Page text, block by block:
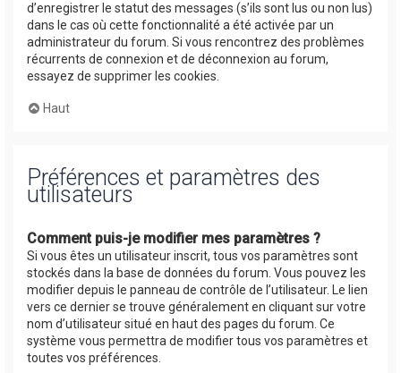
d’enregistrer le statut des messages (s’ils sont lus ou non lus)
dans le cas où cette fonctionnalité a été activée par un
administrateur du forum. Si vous rencontrez des problèmes
récurrents de connexion et de déconnexion au forum,
essayez de supprimer les cookies.
Haut
Préférences et paramètres des
utilisateurs
Comment puis-je modifier mes paramètres ?
Si vous êtes un utilisateur inscrit, tous vos paramètres sont
stockés dans la base de données du forum. Vous pouvez les
modifier depuis le panneau de contrôle de l’utilisateur. Le lien
vers ce dernier se trouve généralement en cliquant sur votre
nom d’utilisateur situé en haut des pages du forum. Ce
système vous permettra de modifier tous vos paramètres et
toutes vos préférences.